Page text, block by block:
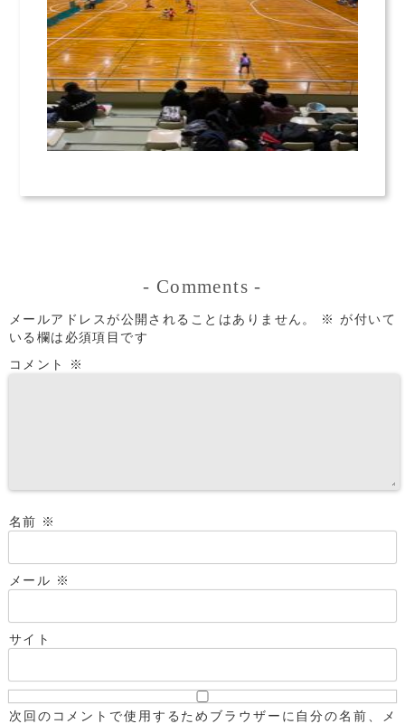
- Comments -
メールアドレスが公開されることはありません。 ※ が付いて
いる欄は必須項目です
コメント
※
名前 ※
メール ※
サイト
次回のコメントで使用するためブラウザーに自分の名前、メ